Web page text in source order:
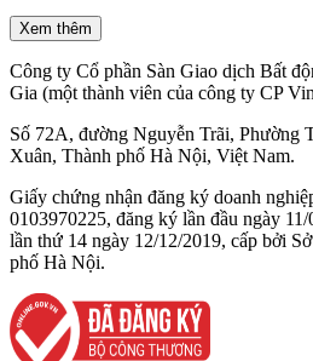
Xem thêm
Công ty Cổ phần Sàn Giao dịch Bất
Gia (một thành viên của công ty CP
Số 72A, đường Nguyễn Trãi, Phường
Xuân, Thành phố Hà Nội, Việt Nam.
Giấy chứng nhận đăng ký doanh
0103970225, đăng ký lần đầu ngày
lần thứ 14 ngày 12/12/2019, cấp bởi
phố Hà Nội.